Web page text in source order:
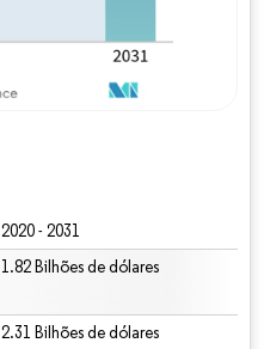
2020 - 2031
1.82 Bilhões de dólares
2.31 Bilhões de dólares